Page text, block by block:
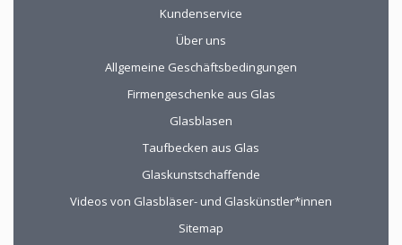
Kundenservice
Über uns
Allgemeine Geschäftsbedingungen
Firmengeschenke aus Glas
Glasblasen
Taufbecken aus Glas
Glaskunstschaffende
Videos von Glasbläser- und Glaskünstler*innen
Sitemap